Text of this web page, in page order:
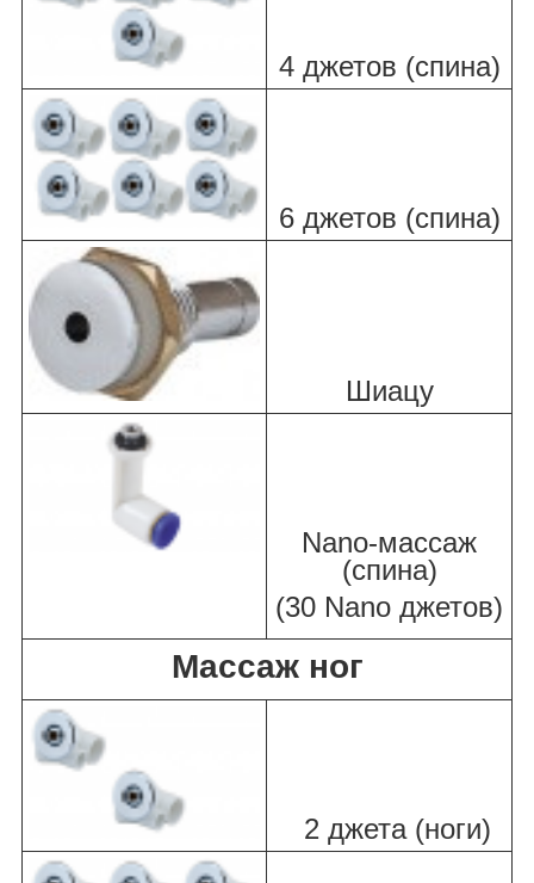
4 джетов (спина)
6 джетов (спина)
Шиацу
Nano-массаж
(спина)
(30 Nano джетов)
Массаж ног
2 джета (ноги)